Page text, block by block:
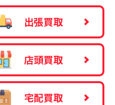
出張買取
店頭買取
宅配買取